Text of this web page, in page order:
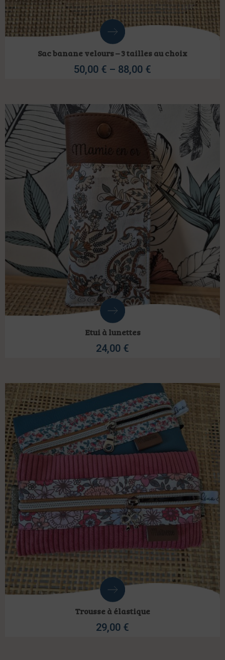
Sac banane velours – 3 tailles au choix
50,00 € – 88,00 €
Etui à lunettes
24,00 €
Trousse à élastique
29,00 €